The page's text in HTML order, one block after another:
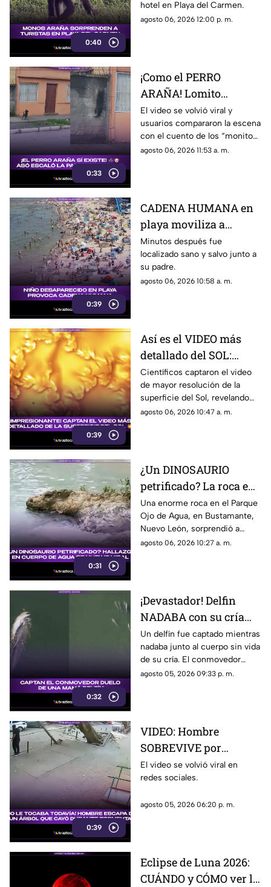
0:40
hotel en Playa del Carmen.
agosto 06, 2026 12:00 p. m.
0:33
¡Como el PERRO
ARAÑA! Lomito
sorprende al escalar un
muro para volver a
casa (VIDEO)
El video se volvió viral y
usuarios compararon la escena
con el cuento de los “monitos
saltarines”.
agosto 06, 2026 11:53 a. m.
0:39
CADENA HUMANA en
playa moviliza a
cientos por la
DESAPARICIÓN de un
niño (VIDEO)
Minutos después fue
localizado sano y salvo junto a
su padre.
agosto 06, 2026 10:58 a. m.
0:39
Así es el VIDEO más
detallado del SOL:
revela remolinos de
plasma nunca vistos
Científicos captaron el video
de mayor resolución de la
superficie del Sol, revelando
remolinos de plasma y la
agosto 06, 2026 10:47 a. m.
0:31
¿Un DINOSAURIO
petrificado? La roca en
el agua que desató el
debate en redes
Una enorme roca en el Parque
Ojo de Agua, en Bustamante,
Nuevo León, sorprendió a
usuarios de redes por su
agosto 06, 2026 10:27 a. m.
0:32
¡Devastador! Delfin
NADABA con su cría
muerta y el video
CONMUEVE las redes
sociales
Un delfín fue captado mientras
nadaba junto al cuerpo sin vida
de su cría. El conmovedor
video se volvió viral y
agosto 05, 2026 09:33 p. m.
0:39
VIDEO: Hombre
SOBREVIVE por
centímetros tras la
caída de un árbol
El video se volvió viral en
redes sociales.
agosto 05, 2026 06:20 p. m.
Eclipse de Luna 2026:
CUÁNDO y CÓMO ver la